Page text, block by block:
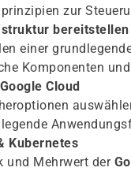
zur
bereitstellen
einer
Komponenten
Cloud
Kubernetes
und Mehrwert der